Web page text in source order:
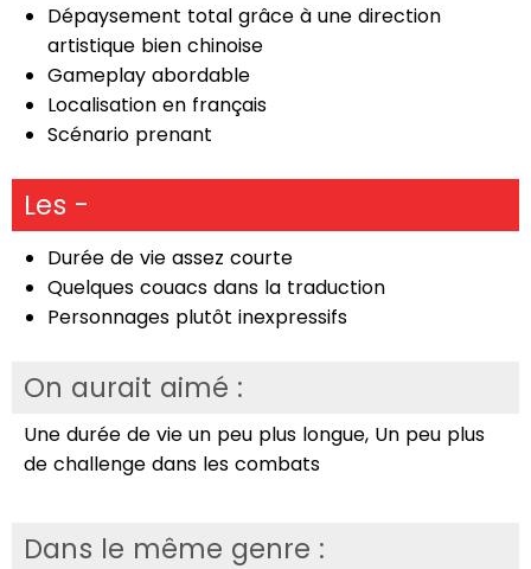
Dépaysement total grâce à une direction
artistique bien chinoise
Gameplay abordable
Localisation en français
Scénario prenant
Les -
Durée de vie assez courte
Quelques couacs dans la traduction
Personnages plutôt inexpressifs
On aurait aimé :
Une durée de vie un peu plus longue, Un peu plus
de challenge dans les combats
Dans le même genre :